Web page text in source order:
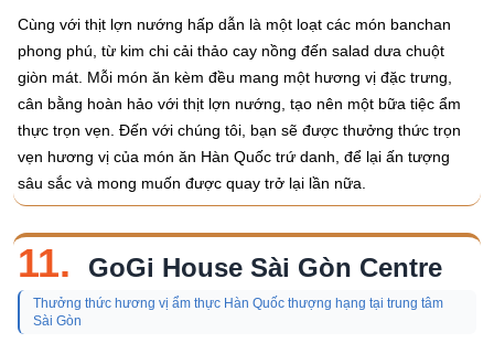
Cùng với thịt lợn nướng hấp dẫn là một loạt các món banchan
phong phú, từ kim chi cải thảo cay nồng đến salad dưa chuột
giòn mát. Mỗi món ăn kèm đều mang một hương vị đặc trưng,
cân bằng hoàn hảo với thịt lợn nướng, tạo nên một bữa tiệc ẩm
thực trọn vẹn. Đến với chúng tôi, bạn sẽ được thưởng thức trọn
vẹn hương vị của món ăn Hàn Quốc trứ danh, để lại ấn tượng
sâu sắc và mong muốn được quay trở lại lần nữa.
11. GoGi House Sài Gòn Centre
Thưởng thức hương vị ẩm thực Hàn Quốc thượng hạng tại trung tâm
Sài Gòn